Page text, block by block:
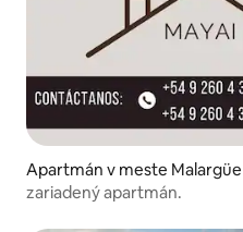
Apartmán v meste Malargüe
zariadený apartmán.